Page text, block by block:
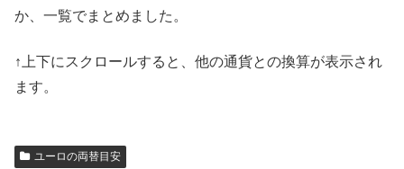
か、一覧でまとめました。
↑上下にスクロールすると、他の通貨との換算が表示され
ます。
ユーロの両替目安